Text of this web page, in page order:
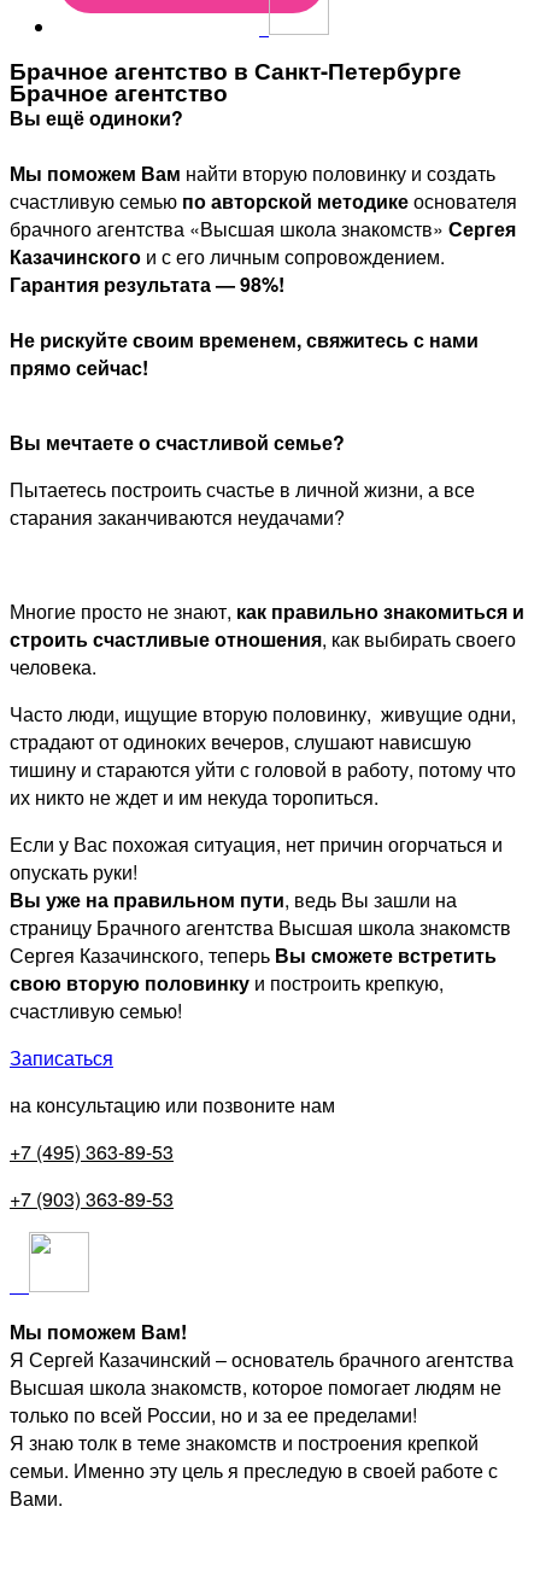
Брачное агентство в Санкт-Петербурге
Брачное агентство
Вы ещё одиноки?
Мы поможем Вам найти вторую половинку и создать
счастливую семью по авторской методикеоснователя
брачного агентства «Высшая школа знакомств» Сергея
Казачинского и с его личным сопровождением.
Гарантия результата — 98%!
Не рискуйте своим временем, свяжитесь с нами
прямо сейчас!
Вы мечтаете о счастливой семье?
Пытаетесь построить счастье в личной жизни, а все
старания заканчиваются неудачами?
Многие просто не знают, как правильно знакомиться и
строить счастливые отношения, как выбирать своего
человека.
Часто люди, ищущие вторую половинку, живущие одни,
страдают от одиноких вечеров, слушают нависшую
тишину и стараются уйти с головой в работу, потому что
их никто не ждет и им некуда торопиться.
Если у Вас похожая ситуация, нет причин огорчаться и
опускать руки!
Вы уже на правильном пути, ведь Вы зашли на
страницу Брачного агентства Высшая школа знакомств
Сергея Казачинского, теперь Вы сможете встретить
свою вторую половинку и построить крепкую,
счастливую семью!
Записаться
на консультацию или позвоните нам
+7 (495) 363-89-53
+7 (903) 363-89-53
Мы поможем Вам!
Я Сергей Казачинский – основатель брачного агентства
Высшая школа знакомств, которое помогает людям не
только по всей России, но и за ее пределами!
Я знаю толк в теме знакомств и построения крепкой
семьи. Именно эту цель я преследую в своей работе с
Вами.